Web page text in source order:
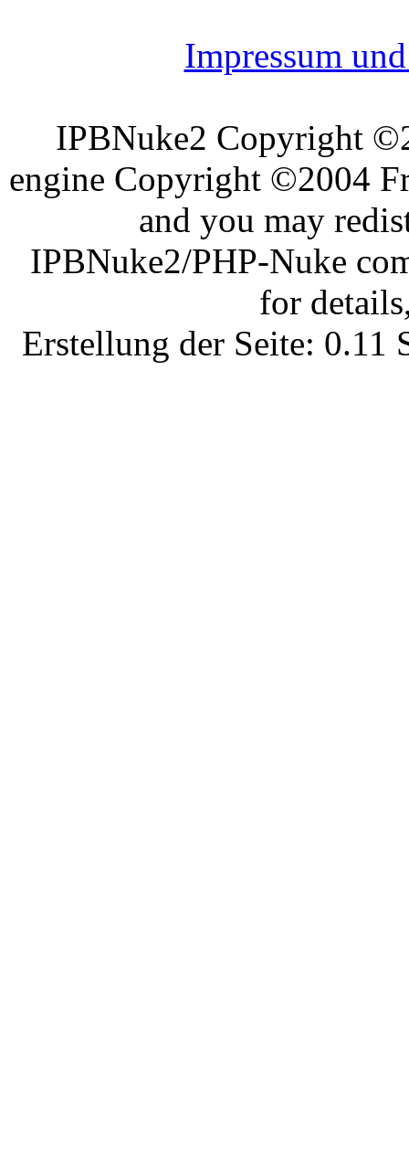
Impressum
IPBNuke2 Copyright
engine Copyright ©2004
and you may
IPBNuke2/PHP-Nuke
for
Erstellung der Seite: 0.11